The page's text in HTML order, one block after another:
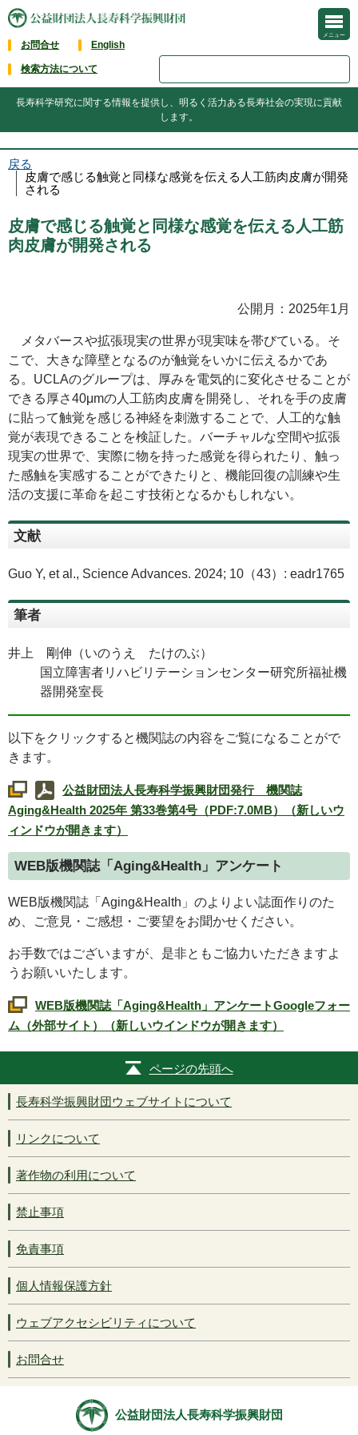
お問合せ English
検索方法について
メニュー
長寿科学研究に関する情報を提供し、明るく活力ある長寿社会の実現に貢献
します。
戻る
皮膚で感じる触覚と同様な感覚を伝える人工筋肉皮膚が開発
される
皮膚で感じる触覚と同様な感覚を伝える人工筋
肉皮膚が開発される
公開月：2025年1月
メタバースや拡張現実の世界が現実味を帯びている。そ
こで、大きな障壁となるのが触覚をいかに伝えるかであ
る。 UCLAのグループは、厚みを電気的に変化させることが
できる厚さ40μmの人工筋肉皮膚を開発し、それを手の皮膚
に貼って触覚を感じる神経を刺激することで、人工的な触
覚が表現できることを検証した。バーチャルな空間や拡張
現実の世界で、実際に物を持った感覚を得られたり、触っ
た感触を実感することができたりと、機能回復の訓練や生
活の支援に革命を起こす技術となるかもしれない。
文献
Guo Y, et al., Science Advances. 2024; 10（43）: eadr1765
筆者
井上 剛伸（いのうえ たけのぶ）
国立障害者リハビリテーションセンター研究所福祉機
器開発室長
以下をクリックすると機関誌の内容をご覧になることがで
きます。
公益財団法人長寿科学振興財団発行 機関誌
Aging&Health 2025年 第33巻第4号（PDF:7.0MB）（新しいウ
ィンドウが開きます）
WEB版機関誌「 Aging&Health 」アンケート
WEB版機関誌「 Aging&Health 」のよりよい誌面作りのた
め、ご意見・ご感想・ご要望をお聞かせください。
お手数ではございますが、是非ともご協力いただきますよ
うお願いいたします。
WEB版機関誌「Aging&Health 」アンケートGoogleフォー
ム（外部サイト）（新しいウインドウが開きます）
ページの先頭へ
長寿科学振興財団ウェブサイトについて
リンクについて
著作物の利用について
禁止事項
免責事項
個人情報保護方針
ウェブアクセシビリティについて
お問合せ
公益財団法人長寿科学振興財団